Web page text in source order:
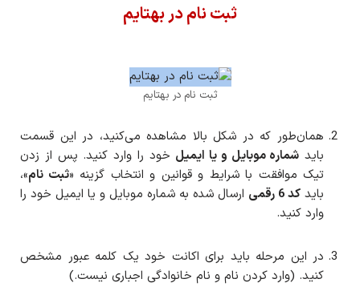
ثبت نام در بهتایم
ثبت نام در بهتایم
همان‌طور که در شکل بالا مشاهده می‌کنید، در این قسمت
باید شماره موبایل و یا ایمیل خود را وارد کنید. پس از زدن
تیک موافقت با شرایط و قوانین و انتخاب گزینه «ثبت نام»،
باید کد 6 رقمی
ارسال شده به شماره موبایل و یا ایمیل خود را
وارد کنید.
در این مرحله باید برای اکانت خود یک کلمه عبور مشخص
کنید. (وارد کردن نام و نام خانوادگی اجباری نیست.)